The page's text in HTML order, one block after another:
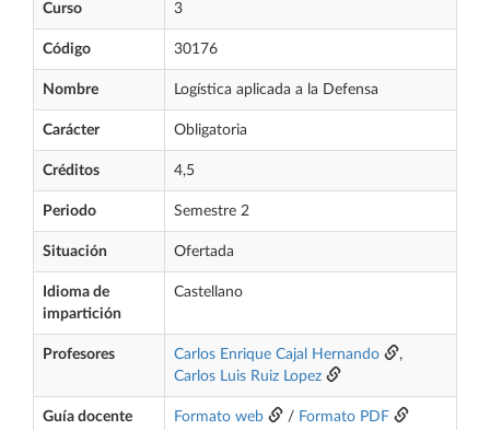
Curso 3
Código 30176
Nombre Logística aplicada a la Defensa
Carácter Obligatoria
Créditos 4,5
Periodo Semestre 2
Situación Ofertada
Idioma de
impartición
Castellano
Profesores Carlos Enrique Cajal Hernando
,
Carlos Luis Ruiz Lopez
Guía docente Formato web / Formato PDF